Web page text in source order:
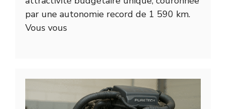
par une autonomie record de 1 590 km.
Vous vous